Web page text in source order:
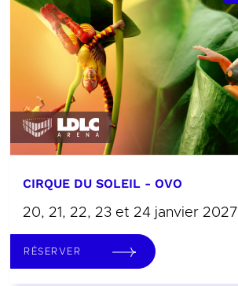
CIRQUE DU SOLEIL - OVO
20, 21, 22, 23 et 24 janvier 2027
RÉSERVER